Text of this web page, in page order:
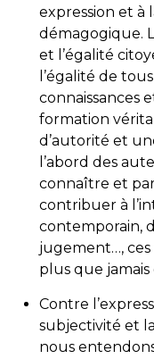
expression et à
démagogique.
et l’égalité
l’égalité de
connaissances
formation
d’autorité et
l’abord des
connaître et
contribuer à
contemporain,
jugement…, ces
plus que jamais
Contre
subjectivité et
nous